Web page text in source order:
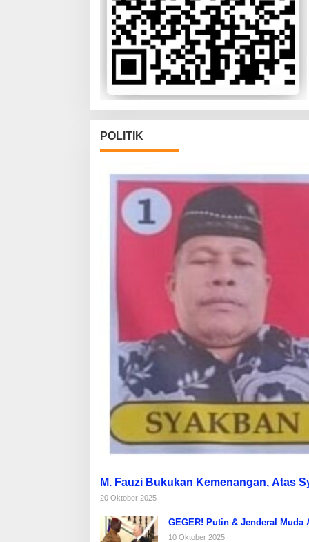
POLITIK
M. Fauzi Bukukan Kemenangan, Atas
20 Oktober 2025
GEGER! Putin & Jenderal
10 Oktober 2025